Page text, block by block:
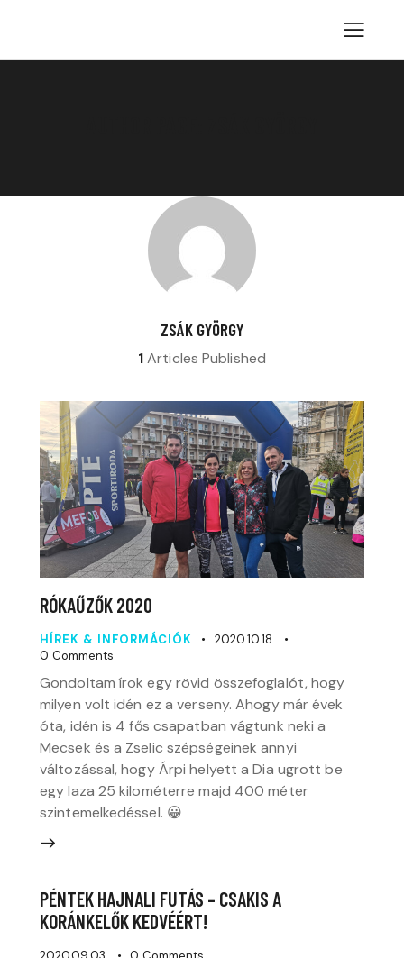
ZSÁK GYÖRGY
1Articles Published
RÓKAŰZŐK 2020
HÍREK & INFORMÁCIÓK
2020.10.18.
0 Comments
Gondoltam írok egy rövid összefoglalót, hogy
milyen volt idén ez a verseny. Ahogy már évek
óta, idén is 4 fős csapatban vágtunk neki a
Mecsek és a Zselic szépségeinek annyi
változással, hogy Árpi helyett a Dia ugrott be
egy laza 25 kilométerre majd 400 méter
szintemelkedéssel. 😀
PÉNTEK HAJNALI FUTÁS – CSAKIS A
KORÁNKELŐK KEDVÉÉRT!